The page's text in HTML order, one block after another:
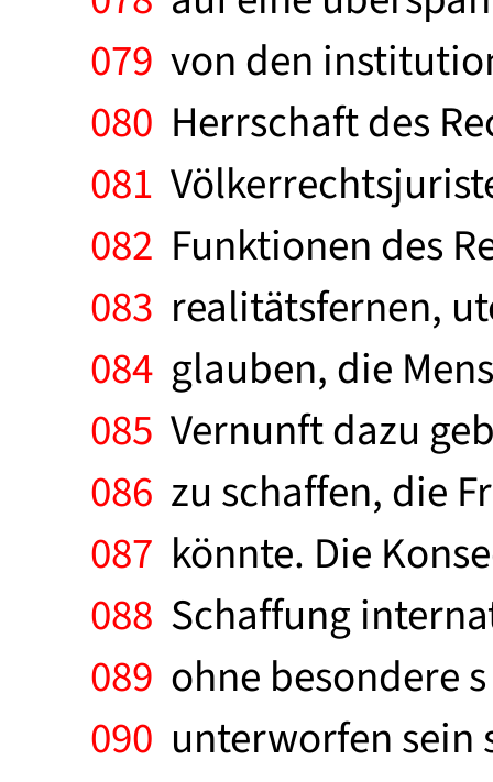
079 von den
080 Herrschaft des
081
082 Funktionen des
083 realitätsfernen,
084 glauben, die
085 Vernunft dazu
086 zu schaffen, die
087 könnte. Die
088 Schaffung
089 ohne besondere
090 unterworfen sein